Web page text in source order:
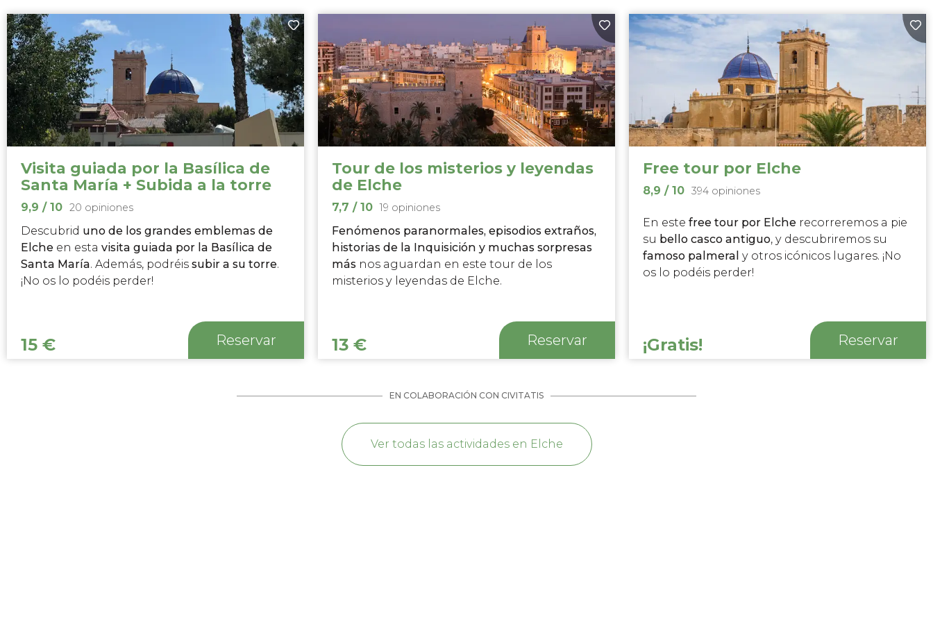
Visita guiada por la Basílica de
Santa María + Subida a la torre
9,9/ 10 20 opiniones
Descubrid uno de los grandes emblemas de
Elche en estavisita guiada por la Basílica de
Santa María. Además, podréissubir a su torre.
¡No os lo podéis perder!
15€ Reservar
Tour de los misterios y leyendas
de Elche
7,7 / 10 19 opiniones
Fenómenos paranormales, episodios extraños,
historias de la Inquisición y muchas sorpresas
más nos aguardan en este tour de los
misterios y leyendas de Elche.
13 € Reservar
Free tour por Elche
8,9 / 10 394 opiniones
En este free tour por Elche recorreremos a pie
su bello casco antiguo, y descubriremos su
famoso palmeral y otros icónicos lugares. ¡No
os lo podéis perder!
¡Gratis! Reservar
EN COLABORACIÓN CON CIVITATIS
Ver todas las actividades en Elche